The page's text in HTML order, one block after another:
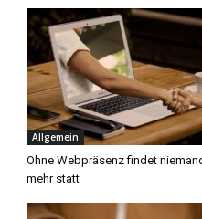
Allgemein
Ohne Webpräsenz findet
mehr statt